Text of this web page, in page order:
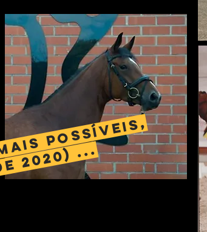
possíveis,
...